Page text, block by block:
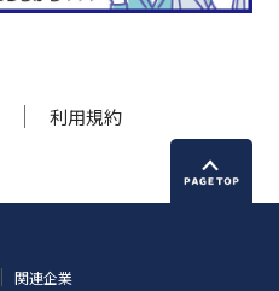
利用規約
関連企業